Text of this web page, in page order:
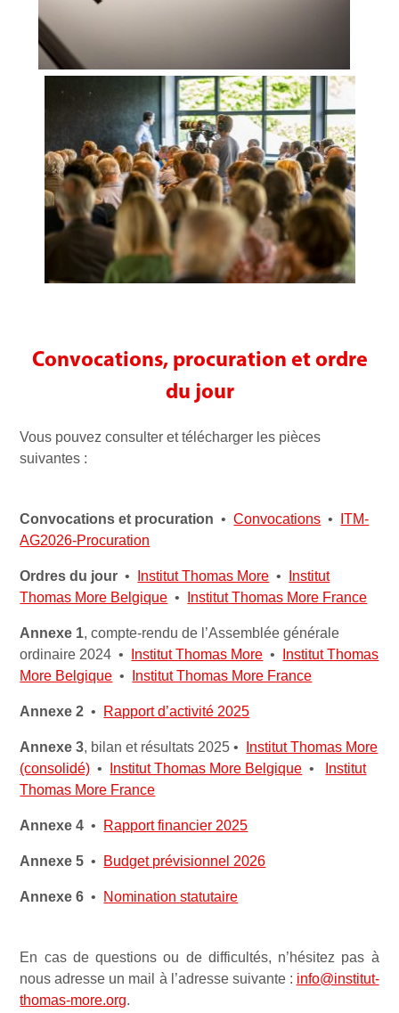
Convocations, procuration et ordre
du jour
Vous pouvez consulter et télécharger les pièces
suivantes :
Convocations et procuration •Convocations •
ITM-
AG2026-Procuration
Ordresdu jour • Institut Thomas More •
Institut
Thomas More Belgique • Institut Thomas More France
Annexe 1, compte-rendu de l’Assemblée générale
ordinaire 2024 •
Institut Thomas More •
Institut Thomas
More Belgique • Institut Thomas More France
Annexe 2 • Rapport d’activité 2025
Annexe 3, bilan et résultats 2025 •
Institut Thomas More
(consolidé) • Institut Thomas More Belgique •
Institut
Thomas More France
Annexe 4 • Rapport financier 2025
Annexe 5 • Budget prévisionnel 2026
Annexe 6 • Nomination statutaire
En cas de questions ou de difficultés, n’hésitez pas à
nous adresse un mail à l’adresse suivante : info@institut-
thomas-more.org.